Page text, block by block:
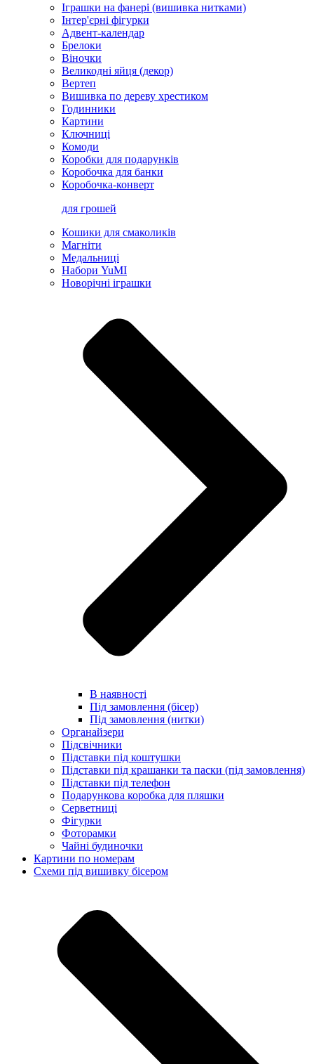
Іграшки на фанері (вишивка нитками)
Інтер'єрні фігурки
Адвент-календар
Брелоки
Віночки
Великодні яйця (декор)
Вертеп
Вишивка по дереву хрестиком
Годинники
Картини
Ключниці
Комоди
Коробки для подарунків
Коробочка для банки
Коробочка-конверт
для грошей
Кошики для смаколиків
Магніти
Медальниці
Набори YuMI
Новорічні іграшки
В наявності
Під замовлення (бісер)
Під замовлення (нитки)
Органайзери
Підсвічники
Підставки під коштушки
Підставки під крашанки та паски (під замовлення)
Підставки під телефон
Подарункова коробка для пляшки
Серветниці
Фігурки
Фоторамки
Чайні будиночки
Картини по номерам
Схеми під вишивку бісером